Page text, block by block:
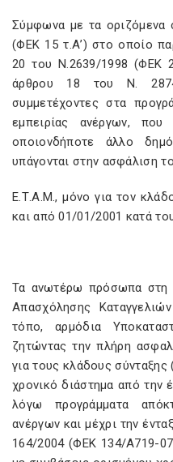
Σύμφωνα με τα οριζόμενα
(ΦΕΚ 15 τ.Α’) στο οποίο
20 του Ν.2639/1998 (ΦΕΚ
άρθρου 18 του Ν.
συμμετέχοντες στα
εμπειρίας ανέργων,
οποιονδήποτε άλλο
υπάγονται στην ασφάλιση
Ε.Τ.Α.Μ., μόνο για τον
και από 01/01/2001 κατά
Τα ανωτέρω πρόσωπα στη
Απασχόλησης
τόπο, αρμόδια
ζητώντας την πλήρη
για τους κλάδους σύνταξης
χρονικό διάστημα από την
λόγω προγράμματα
ανέργων και μέχρι την
164/2004 (ΦΕΚ 134/Α719-